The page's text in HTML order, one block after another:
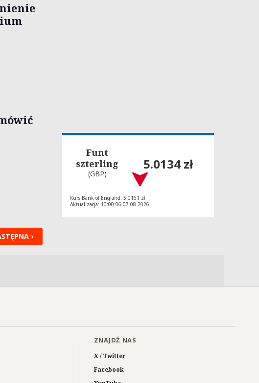
›
Funt
szterling
(GBP)
5.0134 zł
Kurs Bank of England: 5.0161 zł
Aktualizacja: 10:00:06 07-08-2026
ZNAJDŹ NAS
X / Twitter
Facebook